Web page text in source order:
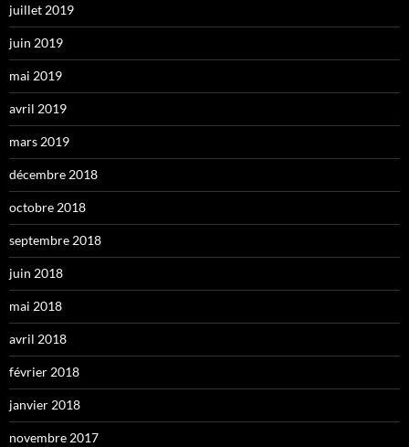
juillet 2019
juin 2019
mai 2019
avril 2019
mars 2019
décembre 2018
octobre 2018
septembre 2018
juin 2018
mai 2018
avril 2018
février 2018
janvier 2018
novembre 2017